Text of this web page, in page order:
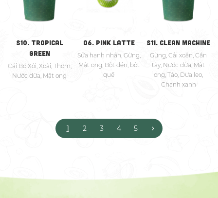
S10. TROPICAL
GREEN
Cải Bó Xôi, Xoài, Thơm,
Nước dừa, Mật ong
O6. PINK LATTE
Sữa hạnh nhân, Gừng,
Mật ong, Bột dền, bôt
quế
S11. CLEAN MACHINE
Gừng, Cải xoăn, Cần
tây, Nước dừa, Mật
ong, Táo, Dưa leo,
Chanh xanh
1 2 3 4 5